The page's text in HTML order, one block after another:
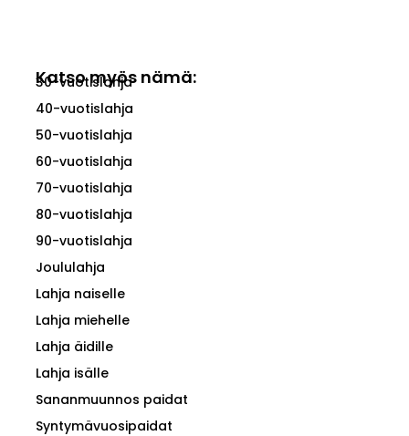
Katso myös nämä:
30-vuotislahja
40-vuotislahja
50-vuotislahja
60-vuotislahja
70-vuotislahja
80-vuotislahja
90-vuotislahja
Joululahja
Lahja naiselle
Lahja miehelle
Lahja äidille
Lahja isälle
Sananmuunnos paidat
Syntymävuosipaidat